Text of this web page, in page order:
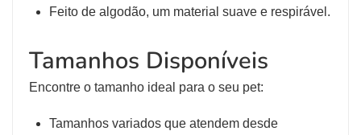
Feito de algodão, um material suave e respirável.
Tamanhos Disponíveis
Encontre o tamanho ideal para o seu pet:
Tamanhos variados que atendem desde